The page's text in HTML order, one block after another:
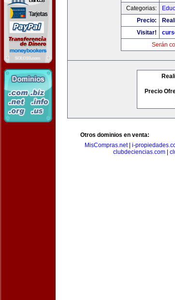
Categorias:
Precio:
Visitar!
Serán
Precio
Otros dominios en venta:
MisCompras.net| i-
clubdeciencias.com